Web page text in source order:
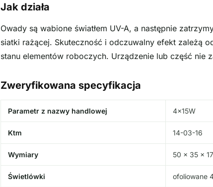
Jak działa
Owady są wabione światłem UV-A, a następnie
siatki rażącej. Skuteczność i odczuwalny efekt zależą
stanu elementów roboczych. Urządzenie lub część nie
Zweryfikowana specyfikacja
Parametr z nazwy handlowej 4x15W
Ktm 14-03-16
Wymiary 50 × 35 ×
Świetlówki ofoliowane